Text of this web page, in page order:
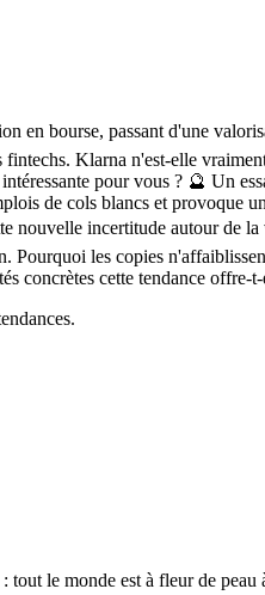
bourse, passant d'une
Klarna n'est-elle
pour vous ? 🔮 Un
de cols blancs et provoque
nouvelle incertitude autour de
les copies
cette tendance offre-
le monde est à fleur de